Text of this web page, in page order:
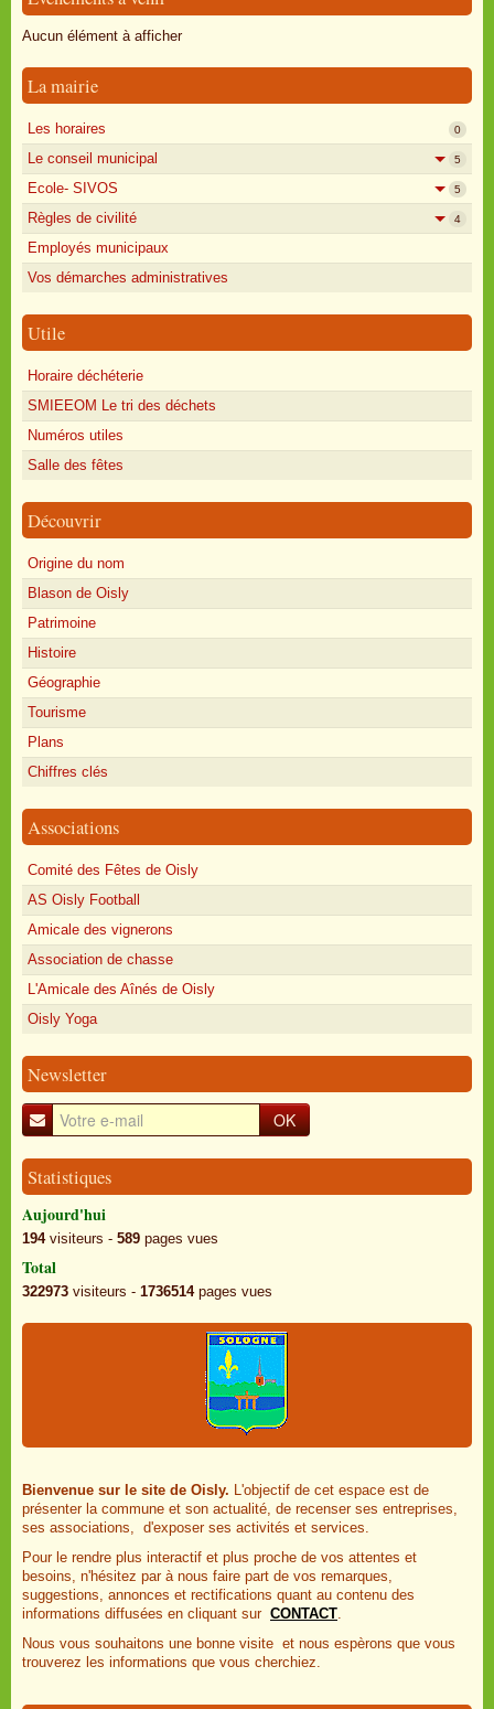
Oisly autrefois
Annonces
Aucun élément à afficher
La mairie
Les horaires 0
Le conseil municipal 5
Ecole- SIVOS 5
Règles de civilité 4
Employés municipaux
Vos démarches administratives
Utile
Horaire déchéterie
SMIEEOM Le tri des déchets
Numéros utiles
Salle des fêtes
Découvrir
Origine du nom
Blason de Oisly
Patrimoine
Histoire
Géographie
Tourisme
Plans
Chiffres clés
Associations
Comité des Fêtes de Oisly
AS Oisly Football
Amicale des vignerons
Association de chasse
L'Amicale des Aînés de Oisly
Oisly Yoga
Newsletter
OK
Statistiques
Aujourd'hui
194visiteurs - 589 pages vues
Total
322973 visiteurs - 1736514pages vues
Bienvenue sur le site de Oisly. L'objectif de cet espace est de
présenter la commune et son actualité, de recenser ses entreprises,
ses associations, d'exposer ses activités et services.
Pour le rendre plus interactif et plus proche de vos attentes et
besoins, n'hésitez par à nous faire part de vos remarques,
suggestions, annonces et rectifications quant au contenu des
informations diffusées en cliquant sur CONTACT.
Nous vous souhaitons une bonne visite et nous espèrons que vous
trouverez les informations que vous cherchiez.